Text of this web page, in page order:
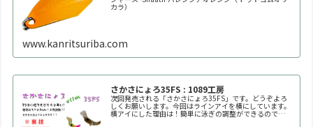
カラ）
www.kanritsuriba.com
さかさにょろ35FS : 1089工房
次回発売される「さかさにょろ35FS」です。どうぞよろ
しくお願いします。今回はラインアイを横にしています。
横アイにした理由は！簡単に泳ぎの調整ができるので
す！！自分好みの泳ぎ方に調整してください。※何回も曲